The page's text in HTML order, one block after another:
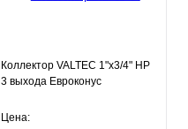
Коллектор VALTEC 1"х3/4" НР
3 выхода Евроконус
Цена: